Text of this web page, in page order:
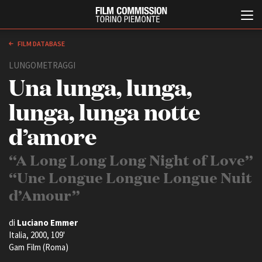
Italiano English
ABOUT
Chi siamo
Storia della Fondazione
Contatti
La sede
EVENTI, SPECIALI
FILM DATABASE
LUNGOMETRAGGI
Una lunga, lunga,
lunga, lunga notte
d’amore
“A Long Long Long Night of Love”
“Une Longue Longue Longue Nuit
d’Amour”
di Luciano Emmer
Italia, 2000, 109'
Gam Film (Roma)